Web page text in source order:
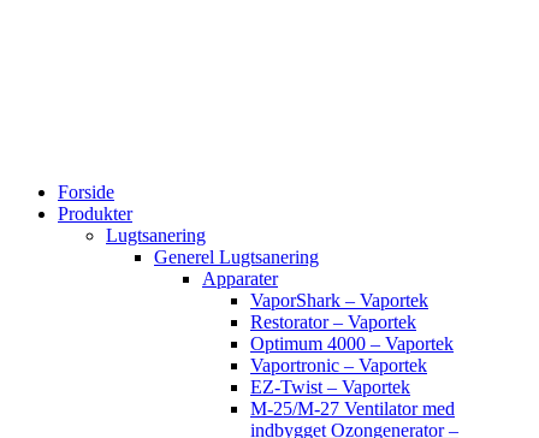
Forside
Produkter
Lugtsanering
Generel Lugtsanering
Apparater
VaporShark – Vaportek
Restorator – Vaportek
Optimum 4000 – Vaportek
Vaportronic – Vaportek
EZ-Twist – Vaportek
M-25/M-27 Ventilator med
indbygget Ozongenerator –